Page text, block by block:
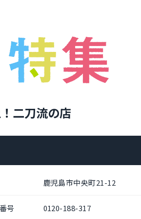
二刀流の店
鹿児島市中央町21-12
号 0120-188-317